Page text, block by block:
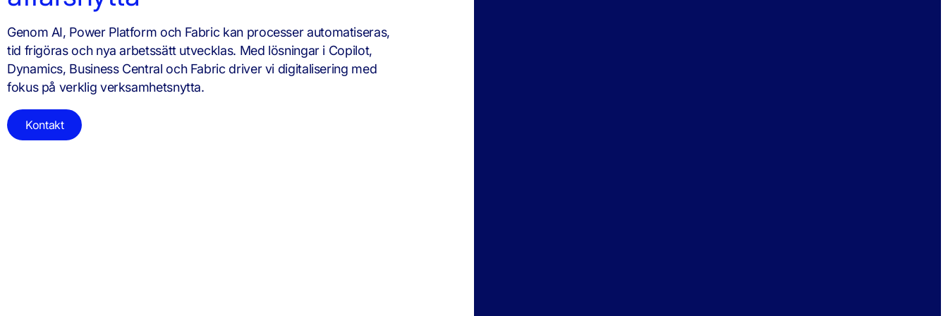
Genom AI, Power Platform och Fabric kan processer automatiseras,
tid frigöras och nya arbetssätt utvecklas. Med lösningar i Copilot,
Dynamics, Business Central och Fabric driver vi digitalisering med
fokus på verklig verksamhetsnytta.
Kontakt